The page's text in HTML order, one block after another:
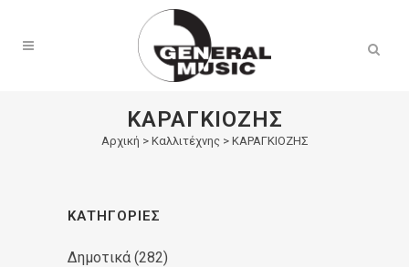
ΚΑΡΑΓΚΙΟΖΗΣ
Αρχική > Καλλιτέχνης > ΚΑΡΑΓΚΙΟΖΗΣ
ΚΑΤΗΓΟΡΊΕΣ
Δημοτικά (282)